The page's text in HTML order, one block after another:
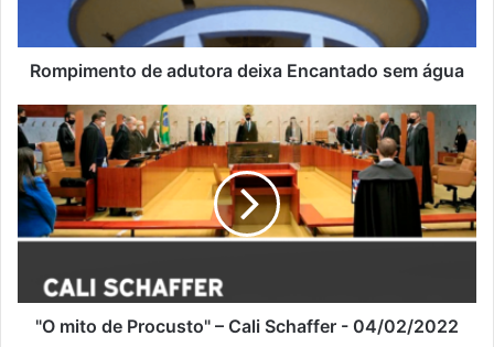
Rompimento de adutora deixa Encantado sem água
"O
mito
de
Procusto"
–
Cali
04/02/2022
"O mito de Procusto" – Cali Schaffer - 04/02/2022